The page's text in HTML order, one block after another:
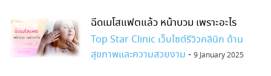
ฉีดเมโสแฟตแล้ว หน้าบวม เพราะอะไร
Top Star Clinic เว็บไซต์รีวิวคลินิก ด้าน
สุขภาพและความสวยงาม - 9 January 2025